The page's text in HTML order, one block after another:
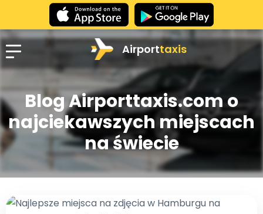
Airporttaxis
Blog Airporttaxis.com o
najciekawszych miejscach
na świecie